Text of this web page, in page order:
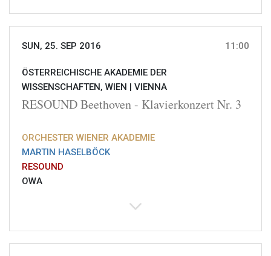
SUN, 25. SEP 2016 11:00
ÖSTERREICHISCHE AKADEMIE DER
WISSENSCHAFTEN, WIEN | VIENNA
RESOUND Beethoven - Klavierkonzert Nr. 3
ORCHESTER WIENER AKADEMIE
MARTIN HASELBÖCK
RESOUND
OWA